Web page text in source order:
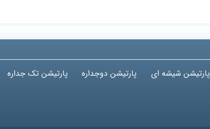
پارتیشن شیشه ای پارتیشن دوجداره پارتیشن تک جداره